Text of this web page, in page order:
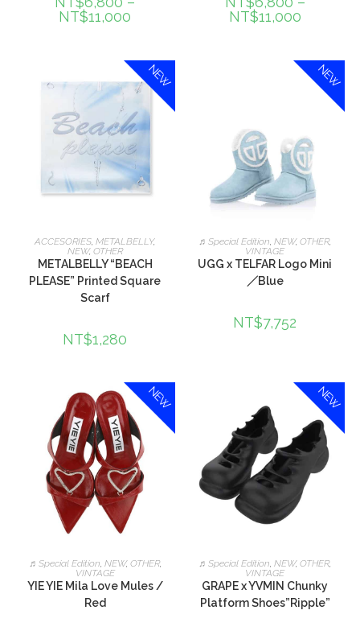
NT$11,000
NT$11,000
NEW
加入購物車
ACCESORIES ,METALBELLY,
NEW, OTHER
METALBELLY “BEACH
PLEASE” Printed Square
Scarf
NT$1,280
NEW
加入購物車
♬Special Edition ,NEW,OTHER,
VINTAGE
UGG x TELFAR Logo Mini
／Blue
NT$7,752
NEW
加入購物車
♬Special Edition, NEW, OTHER,
VINTAGE
YIE YIE Mila Love Mules /
Red
NEW
加入購物車
♬Special Edition,NEW,OTHER,
VINTAGE
GRAPE x YVMIN Chunky
Platform Shoes”Ripple”